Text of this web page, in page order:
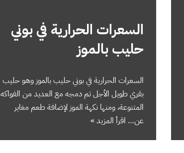
السعرات الحرارية في بوني
حليب بالموز
السعرات الحرارية في بوني حليب بالموز وهو حليب
بقري طويل الأجل تم دمجه مع العديد من الفواكه
المتنوعة، ومنها نكهة الموز لإضافة طعم مغاير
عن… اقرأ المزيد »